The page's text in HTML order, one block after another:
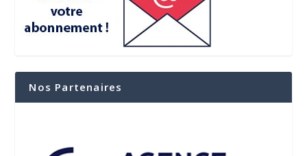
Nos Partenaires